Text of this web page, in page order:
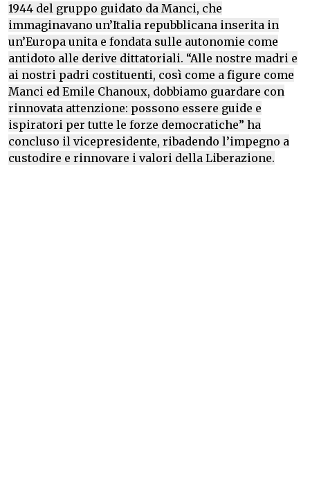
1944 del gruppo guidato da Manci, che
immaginavano un’Italia repubblicana inserita in
un’Europa unita e fondata sulle autonomie come
antidoto alle derive dittatoriali. “Alle nostre madri e
ai nostri padri costituenti, così come a figure come
Manci ed Emile Chanoux, dobbiamo guardare con
rinnovata attenzione: possono essere guide e
ispiratori per tutte le forze democratiche” ha
concluso il vicepresidente, ribadendo l’impegno a
custodire e rinnovare i valori della Liberazione.